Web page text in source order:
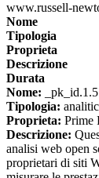
www.russell-
Nome
Tipologia
Proprieta
Descrizione
Durata
Nome:
Tipologia:
Proprieta: Prime
Descrizione:
analisi web open
proprietari di siti